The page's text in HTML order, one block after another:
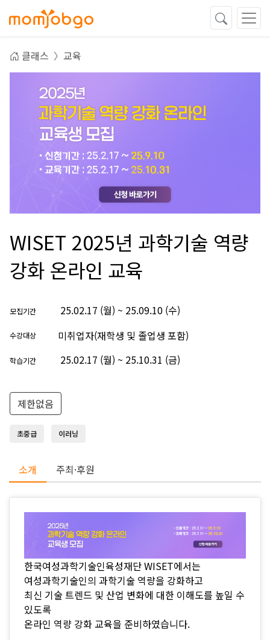
클래스 교육
WISET 2025년 과학기술 역량
강화 온라인 교육
모집기간 25.02.17 (월) ~ 25.09.10 (수)
수강대상 미취업자(재학생 및 졸업생 포함)
학습기간 25.02.17 (월) ~ 25.10.31 (금)
제한없음
초중급 이러닝
소개 주최·후원
한국여성과학기술인육성재단 WISET에서는
여성과학기술인의 과학기술 역량을 강화하고
최신 기술 트렌드 및 산업 변화에 대한 이해도를 높일 수
있도록
온라인 역량 강화 교육을 준비하였습니다.